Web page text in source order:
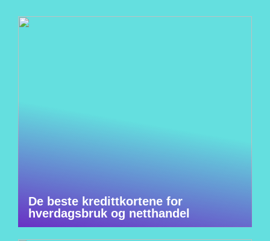
De beste kredittkortene for
hverdagsbruk og netthandel